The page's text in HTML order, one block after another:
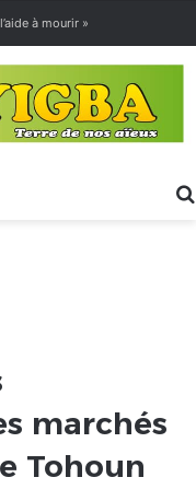
marchés
Tohoun